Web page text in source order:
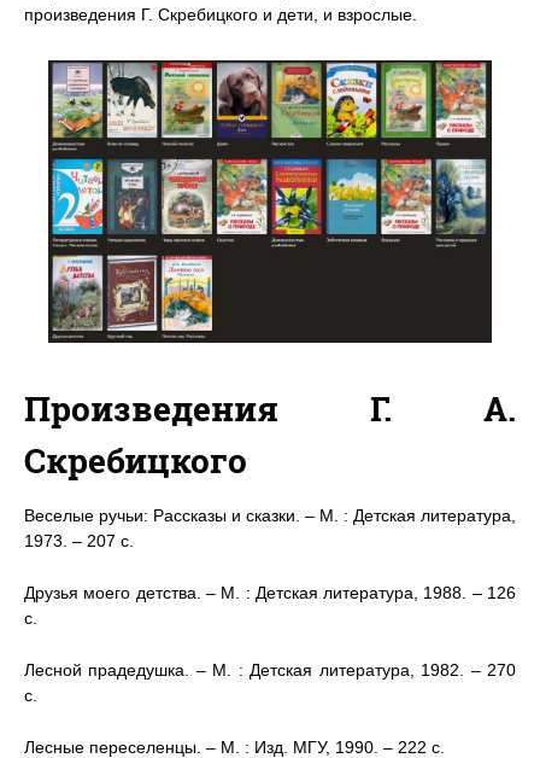
произведения Г. Скребицкого и дети, и взрослые.
Произведения Г. А.
Скребицкого
Веселые ручьи: Рассказы и сказки. – М. : Детская литература,
1973. – 207 с.
Друзья моего детства. – М. : Детская литература, 1988. – 126
с.
Лесной прадедушка. – М. : Детская литература, 1982. – 270
с.
Лесные переселенцы. – М. : Изд. МГУ, 1990. – 222 с.